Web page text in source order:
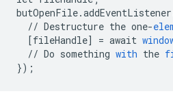
butOpenFile.addEventListener
// Destructure the one-
[fileHandle] = await
// Do something with the
});